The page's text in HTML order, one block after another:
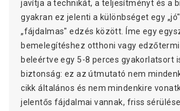
javítja a technikát, a teljesítményt és a
gyakran ez jelenti a különbséget egy
„fájdalmas" edzés között. Íme egy
bemelegítéshez otthoni vagy
beleértve egy 5-8 perces gyakorlatsort
biztonság: ez az útmutató nem
cikk általános és nem mindenkire
jelentős fájdalmai vannak, friss